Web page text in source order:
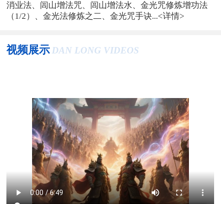
消业法、闾山增法咒、闾山增法水、金光咒修炼增功法
（1/2）、金光法修炼之二、金光咒手诀...<详情>
视频展示 DAN LONG VIDEOS